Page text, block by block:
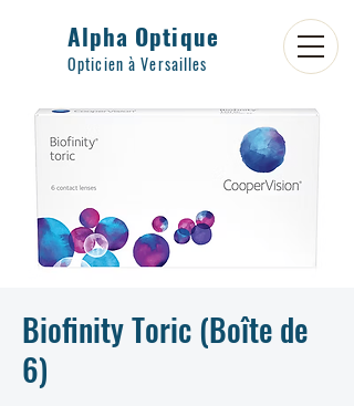
Alpha Optique
Opticien à Versailles
Biofinity Toric (Boîte de
6)